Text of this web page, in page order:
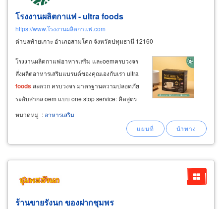
โรงงานผลิตกาแฟ - ultra foods
https://www.โรงงานผลิตกาแฟ.com
ตำบลท้ายเกาะ อำเภอสามโคก จังหวัดปทุมธานี 12160
โรงงานผลิตกาแฟอาหารเสริม และoemครบวงจร
สั่งผลิตอาหารเสริมแบรนด์ของคุณเองกับเรา ultra
foods สะดวก ครบวงจร มาตรฐานความปลอดภัย
ระดับสากล oem แบบ one stop service: คิดสูตร
หาวัตถุดิบ ผลิตทั้งจำนวนมาก-น้อย ทำแพ็คเกจจิ้ง
จดแจ้ง ส่งสต๊อกสินค้าถึงที่ ทำแบรนด์สินค้าอาหาร
หมวดหมู่ : อาหารเสริม
ร้านขายรังนก ของฝากชุมพร